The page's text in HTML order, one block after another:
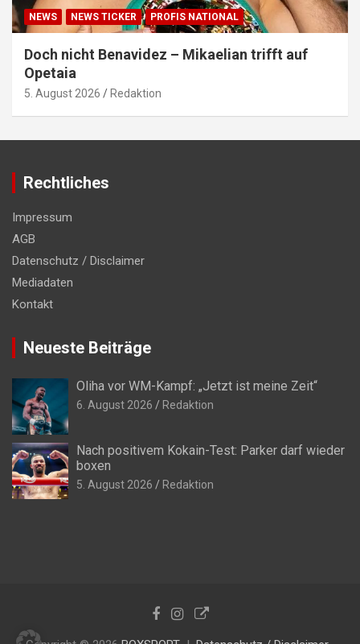
NEWS NEWS TICKER PROFIS NATIONAL
Doch nicht Benavidez – Mikaelian trifft auf
Opetaia
5. August 2026 Redaktion
Rechtliches
Impressum
AGB
Datenschutz / Disclaimer
Mediadaten
Kontakt
Neueste Beiträge
Oliha vor WM-Kampf: „Jetzt ist meine Zeit“
6. August 2026 Redaktion
Nach positivem Kokain-Test: Parker darf wieder
boxen
5. August 2026 Redaktion